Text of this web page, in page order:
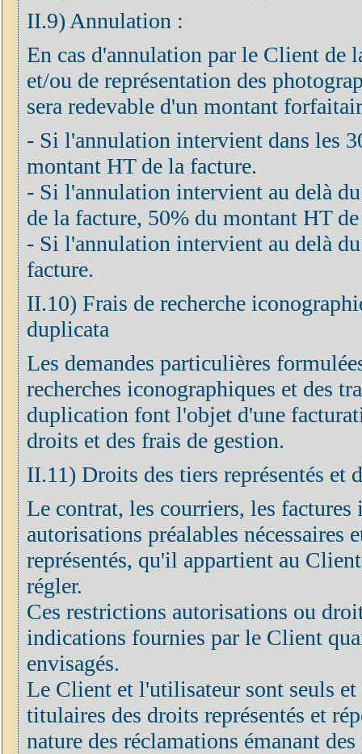
II.9) Annulation :
En cas d'annulation par le Client de
et/ou de représentation des
sera redevable d'un montant
- Si l'annulation intervient dans les
montant HT de la facture.
- Si l'annulation intervient au delà
de la facture, 50% du montant HT
- Si l'annulation intervient au delà
facture.
II.10) Frais de recherche
duplicata
Les demandes particulières
recherches iconographiques et des
duplication font l'objet d'une
droits et des frais de gestion.
II.11) Droits des tiers représentés et
Le contrat, les courriers, les
autorisations préalables
représentés, qu'il appartient au
régler.
Ces restrictions autorisations ou
indications fournies par le Client
envisagés.
Le Client et l'utilisateur sont seuls
titulaires des droits représentés et
nature des réclamations émanant